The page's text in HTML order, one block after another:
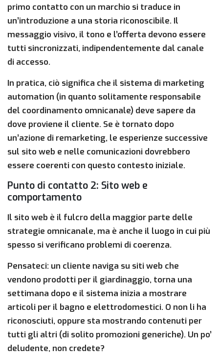
primo contatto con un marchio si traduce in
un’introduzione a una storia riconoscibile. Il
messaggio visivo, il tono e l’offerta devono essere
tutti sincronizzati, indipendentemente dal canale
di accesso.
In pratica, ciò significa che il sistema di marketing
automation (in quanto solitamente responsabile
del coordinamento omnicanale) deve sapere da
dove proviene il cliente. Se è tornato dopo
un’azione di remarketing, le esperienze successive
sul sito web e nelle comunicazioni dovrebbero
essere coerenti con questo contesto iniziale.
Punto di contatto 2: Sito web e
comportamento
Il sito web è il fulcro della maggior parte delle
strategie omnicanale, ma è anche il luogo in cui più
spesso si verificano problemi di coerenza.
Pensateci: un cliente naviga su siti web che
vendono prodotti per il giardinaggio, torna una
settimana dopo e il sistema inizia a mostrare
articoli per il bagno e elettrodomestici. O non li ha
riconosciuti, oppure sta mostrando contenuti per
tutti gli altri (di solito promozioni generiche). Un po’
deludente, non credete?